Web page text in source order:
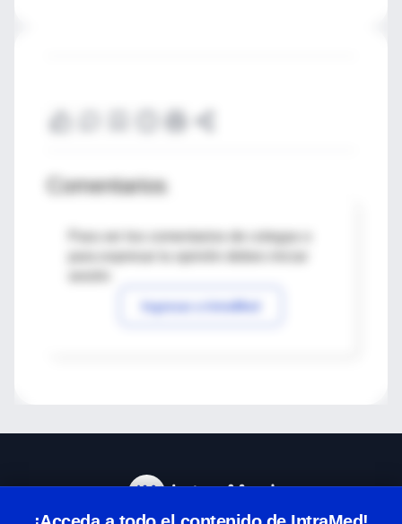
Comentarios
Para ver los comentarios de colegas o
Ingresar a IntraMed